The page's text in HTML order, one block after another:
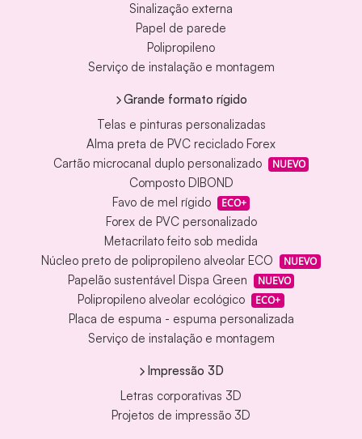
Sinalização externa
Papel de parede
Polipropileno
Serviço de instalação e montagem
Grande formato rígido
Telas e pinturas personalizadas
Alma preta de PVC reciclado Forex
Cartão microcanal duplo personalizado
NUEVO
Composto DIBOND
Favo de mel rígido
ECO+
Forex de PVC personalizado
Metacrilato feito sob medida
Núcleo preto de polipropileno alveolar ECO
NUEVO
Papelão sustentável Dispa Green NUEVO
Polipropileno alveolar ecológico ECO+
Placa de espuma - espuma personalizada
Serviço de instalação e montagem
Impressão 3D
Letras corporativas 3D
Projetos de impressão 3D